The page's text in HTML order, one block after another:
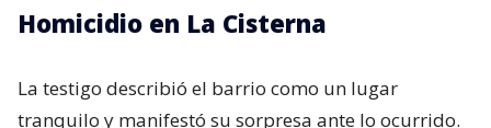
Homicidio en La Cisterna
La testigo describió el barrio como un lugar
tranquilo y manifestó su sorpresa ante lo ocurrido.